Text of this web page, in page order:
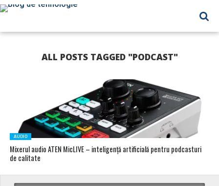
ALL POSTS TAGGED "PODCAST"
AUDIO
Mixerul audio ATEN MicLIVE – inteligență artificială pentru podcasturi
de calitate